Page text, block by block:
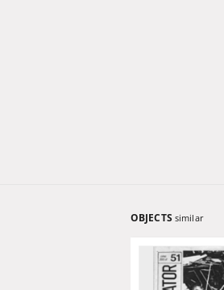
OBJECTS similar